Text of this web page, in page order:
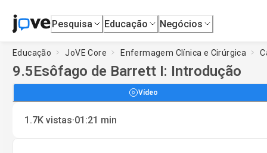
Pesquisa Educação Negócios
Educação JoVE Core Enfermagem Clínica e Cirúrgica
9.5Esôfago de Barrett I: Introdução
Vídeo
1.7K vistas·01:21 min